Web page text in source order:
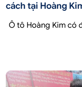
cách tại Hoàng
Ô tô Hoàng Kim có